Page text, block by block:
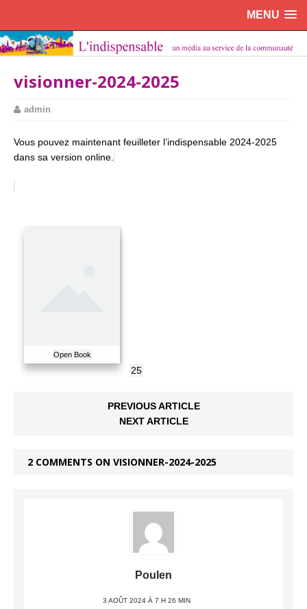
MENU
visionner-2024-2025
admin
Vous pouvez maintenant feuilleter l’indispensable 2024-2025
dans sa version online.
Open Book
25
PREVIOUS ARTICLE
NEXT ARTICLE
2 COMMENTS ON VISIONNER-2024-2025
Poulen
3 AOÛT 2024 À 7 H 26 MIN